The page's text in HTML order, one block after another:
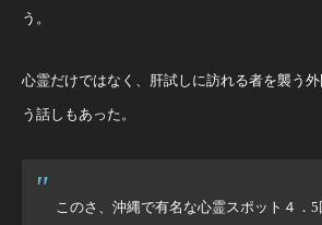
う。
心霊だけではなく、肝試しに訪れる者を襲う
う話しもあった。
このさ、沖縄で有名な心霊スポット４．